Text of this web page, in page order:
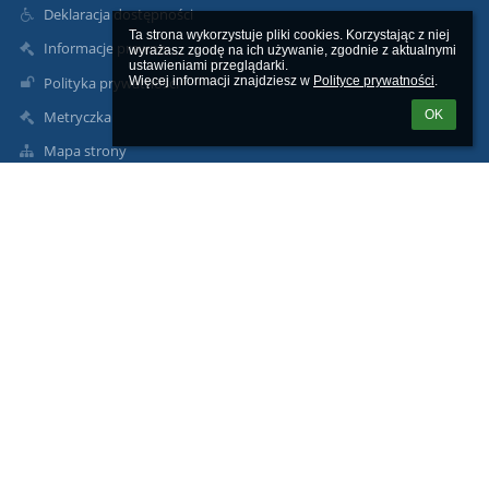
Ta strona wykorzystuje pliki cookies. Korzystając z niej
wyrażasz zgodę na ich używanie, zgodnie z aktualnymi
ustawieniami przeglądarki.
Więcej informacji znajdziesz w Polityce prywatności.
OK
Deklaracja dostępności
Informacje prawne
Polityka prywatności
Metryczka
Mapa strony